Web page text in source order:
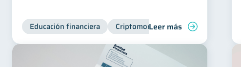
Educación financiera CriptomonedasLeer más